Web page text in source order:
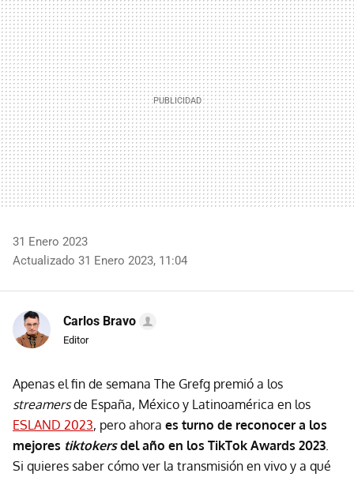
MAIL
31 Enero 2023
Actualizado 31 Enero 2023, 11:04
Carlos Bravo
Editor
Apenas el fin de semana The Grefg premió a los
streamersde España, México y Latinoamérica en los
ESLAND 2023, pero ahora es turno de reconocer a los
mejores tiktokersdel año en los TikTok Awards 2023
Si quieres saber cómo ver la transmisión en vivo y a qué